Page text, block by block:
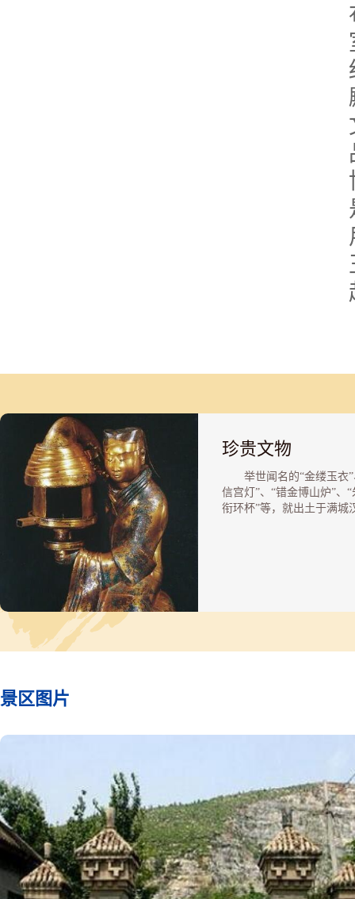
珍贵文物
举世闻名的“金缕玉衣”
信宫灯”、“错金博山炉”、“
衔环杯”等，就出土于满城
葬。玉衣用玉片制成，玉
窦绾墓出土的长信宫灯
稀珍，是一件科学性、艺
实用性高度结合的罕见工
灯高48厘米，通体镀金，
跪坐执灯状，可调节灯光
和照射方向，宫女体内中
灰可溶体内，各部又可以
景区图片